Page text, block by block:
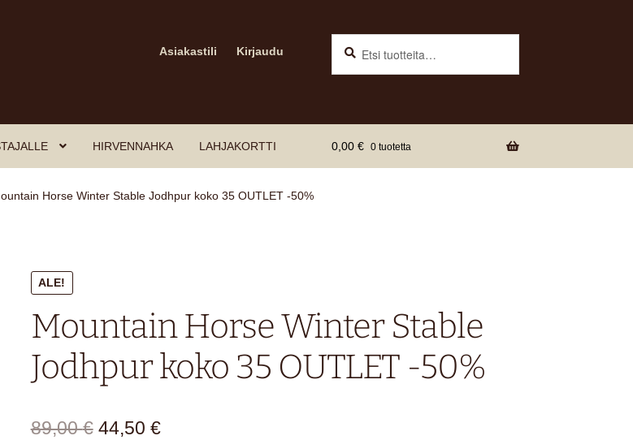
Asiakastili Kirjaudu
HIRVENNAHKA LAHJAKORTTI 0,00 € 0 tuotetta
Horse Winter Stable Jodhpur koko 35 OUTLET -50%
ALE!
Mountain Horse Winter Stable
Jodhpur koko 35 OUTLET -50%
89,00€ Alkuperäinen
44,50 €Nykyinen